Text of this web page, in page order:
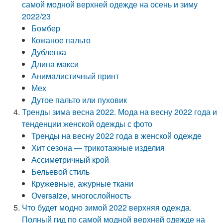
самой модной верхней одежде на осень и зиму
2022/23
Бомбер
Кожаное пальто
Дубленка
Длина макси
Анималистичный принт
Мех
Дутое пальто или пуховик
Тренды зима весна 2022. Мода на весну 2022 года и
тенденции женской одежды с фото
Тренды на весну 2022 года в женской одежде
Хит сезона — трикотажные изделия
Ассиметричный крой
Бельевой стиль
Кружевные, ажурные ткани
Оversaize, многослойность
Что будет модно зимой 2022 верхняя одежда.
Полный гид по самой модной верхней одежде на